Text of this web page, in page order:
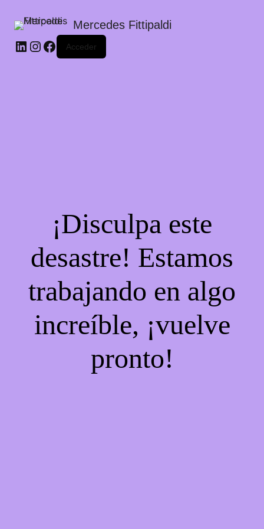
Mercedes Fittipaldi
LinkedIn
Instagram
Facebook
Acceder
¡Disculpa este
desastre! Estamos
trabajando en algo
increíble, ¡vuelve
pronto!